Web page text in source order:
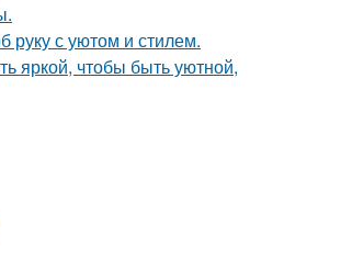
руку с уютом и стилем.
яркой, чтобы быть уютной,